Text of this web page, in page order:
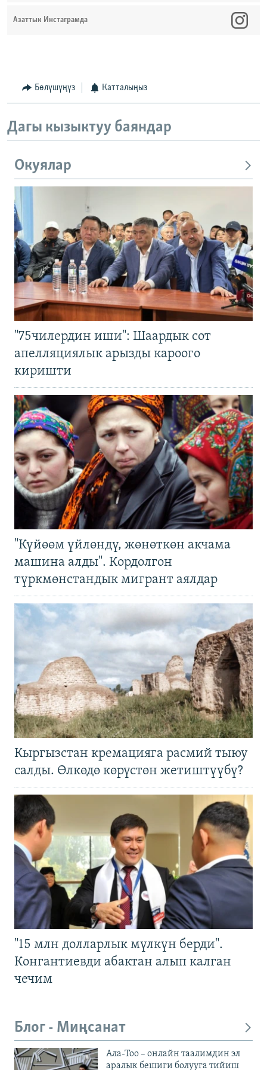
Азаттык Инстаграмда
Бөлүшүңүз Катталыңыз
Дагы кызыктуу баяндар
Окуялар
"75чилердин иши": Шаардык сот
апелляциялык арызды кароого
киришти
"Күйөөм үйлөндү, жөнөткөн акчама
машина алды". Кордолгон
түркмөнстандык мигрант аялдар
Кыргызстан кремацияга расмий тыюу
салды. Өлкөдө көрүстөн жетиштүүбү?
"15 млн долларлык мүлкүн берди".
Конгантиевди абактан алып калган
чечим
Блог - Миңсанат
Ала-Тоо – онлайн таалимдин эл
аралык бешиги болууга тийиш